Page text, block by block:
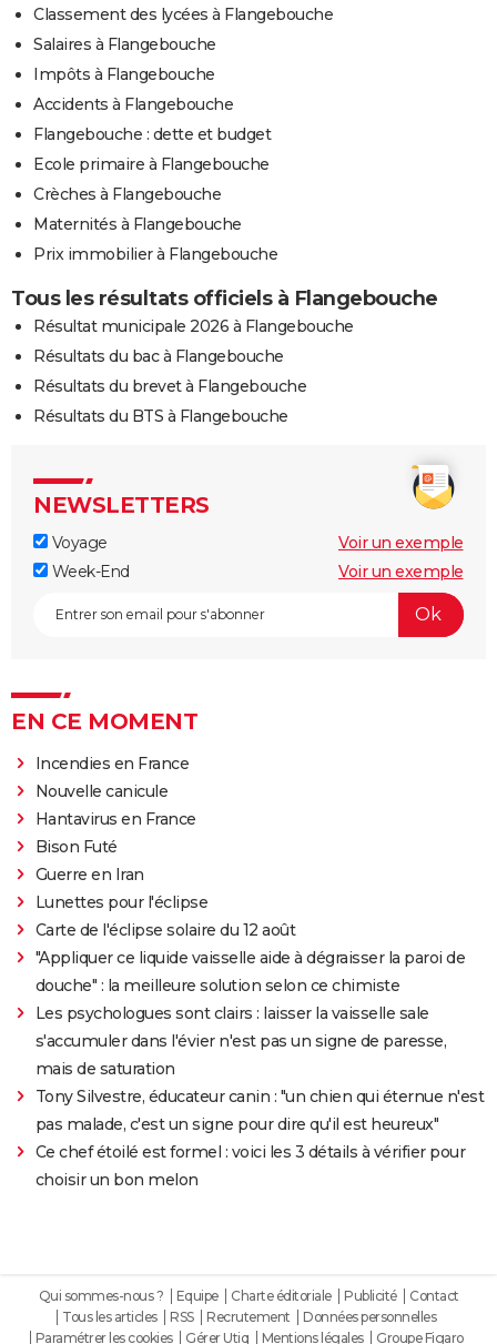
Classement des lycées à Flangebouche
Salaires à Flangebouche
Impôts à Flangebouche
Accidents à Flangebouche
Flangebouche : dette et budget
Ecole primaire à Flangebouche
Crèches à Flangebouche
Maternités à Flangebouche
Prix immobilier à Flangebouche
Tous les résultats officiels à Flangebouche
Résultat municipale 2026 à Flangebouche
Résultats du bac à Flangebouche
Résultats du brevet à Flangebouche
Résultats du BTS à Flangebouche
NEWSLETTERS
Voyage
Voir un exemple
Week-End
Voir un exemple
EN CE MOMENT
Incendies en France
Nouvelle canicule
Hantavirus en France
Bison Futé
Guerre en Iran
Lunettes pour l'éclipse
Carte de l'éclipse solaire du 12 août
"Appliquer ce liquide vaisselle aide à dégraisser la paroi de
douche" : la meilleure solution selon ce chimiste
Les psychologues sont clairs : laisser la vaisselle sale
s'accumuler dans l'évier n'est pas un signe de paresse,
mais de saturation
Tony Silvestre, éducateur canin : "un chien qui éternue n'est
pas malade, c'est un signe pour dire qu'il est heureux"
Ce chef étoilé est formel : voici les 3 détails à vérifier pour
choisir un bon melon
Qui sommes-nous ? Equipe Charte éditoriale Publicité
Contact
Tous les articles
RSS Recrutement
Données personnelles
Paramétrer les cookies
Gérer Utiq Mentions légales Groupe Figaro